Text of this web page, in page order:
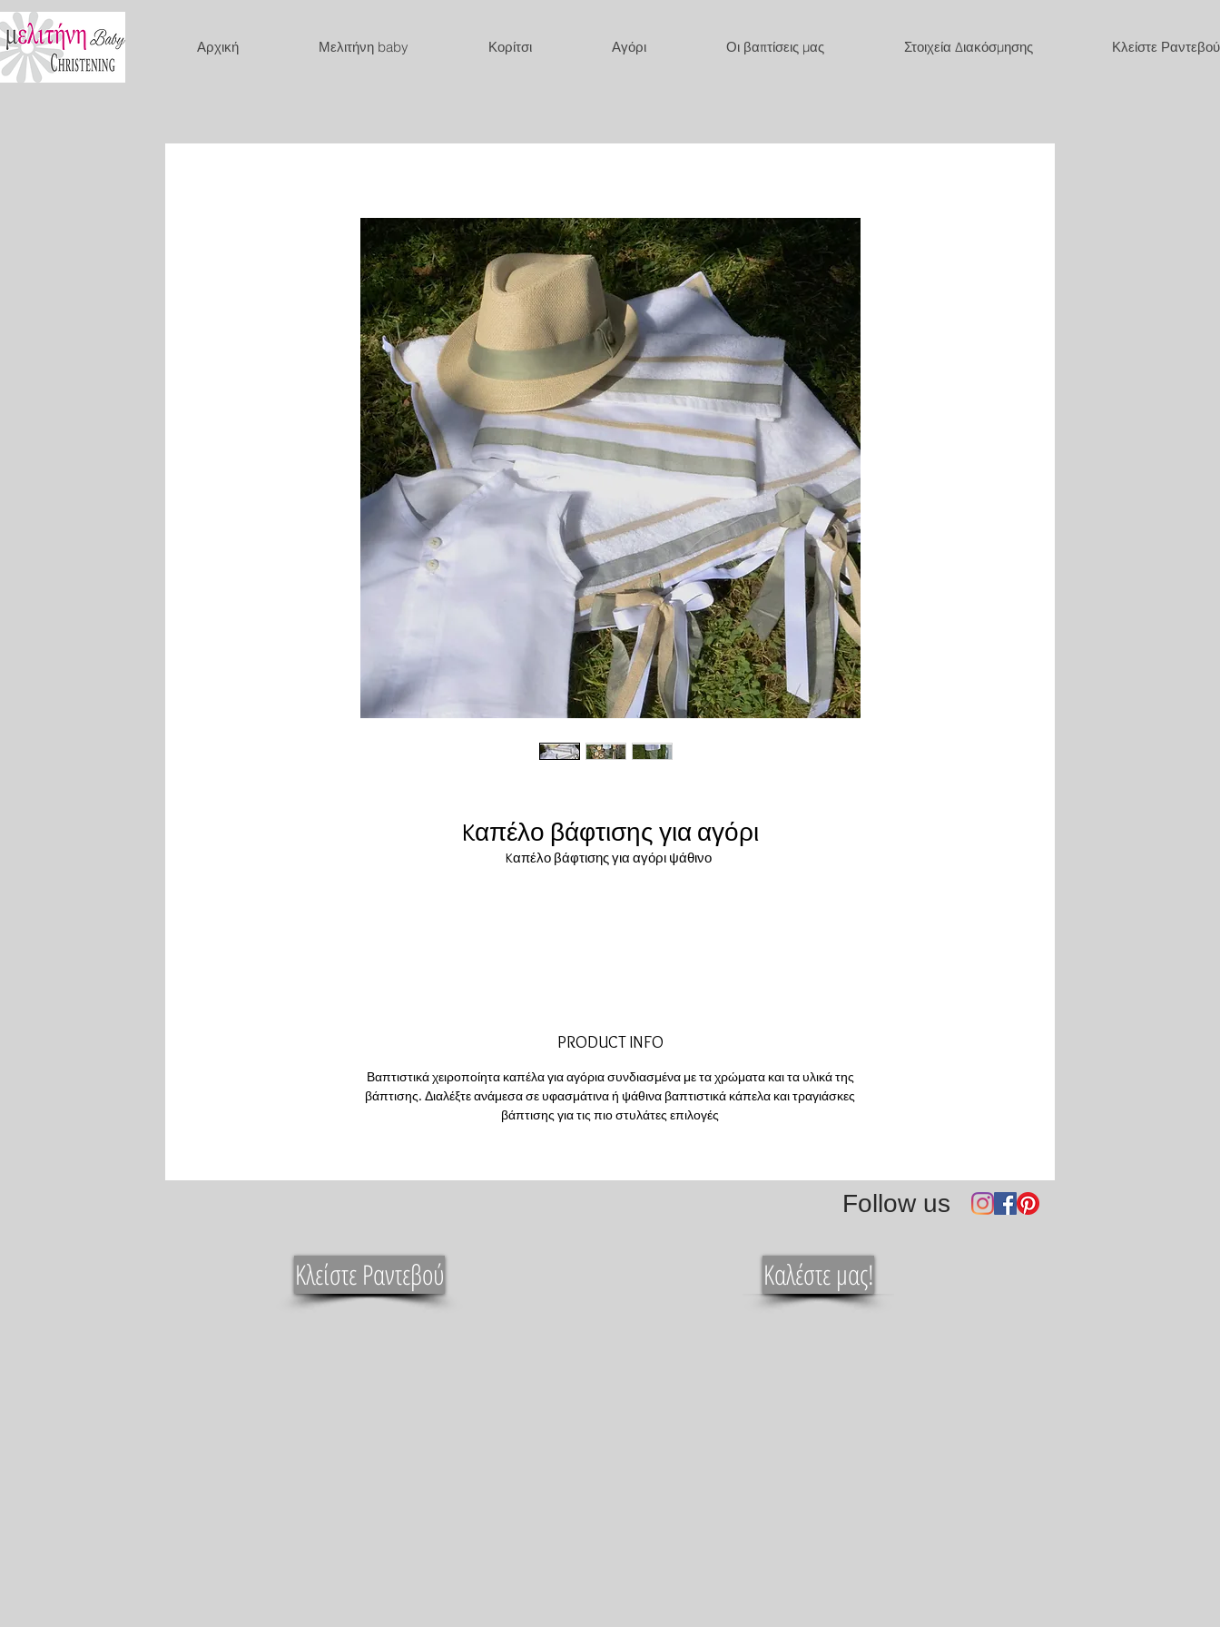
Αρχική Μελιτήνη baby Κορίτσι Αγόρι Οι βαπτίσεις μας Στοιχεία Διακόσμησης Κλείστε Ραντεβού
Kαπέλο βάφτισης για αγόρι
Kαπέλο βάφτισης για αγόρι ψάθινο
PRODUCT INFO
Βαπτιστικά χειροποίητα καπέλα για αγόρια συνδιασμένα με τα χρώματα και τα υλικά της
βάπτισης. Διαλέξτε ανάμεσα σε υφασμάτινα ή ψάθινα βαπτιστικά κάπελα και τραγιάσκες
βάπτισης για τις πιο στυλάτες επιλογές
Κλείστε Ραντεβού
Follow us
Καλέστε μας!